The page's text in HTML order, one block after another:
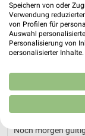
Noch morgen
Speichern von oder
Verwendung
von Profilen für
Auswahl
Personalisierung von
personalisierter
Kombinationen von
Verbesserung der
von Inhalten.
Daten können
Website/App.